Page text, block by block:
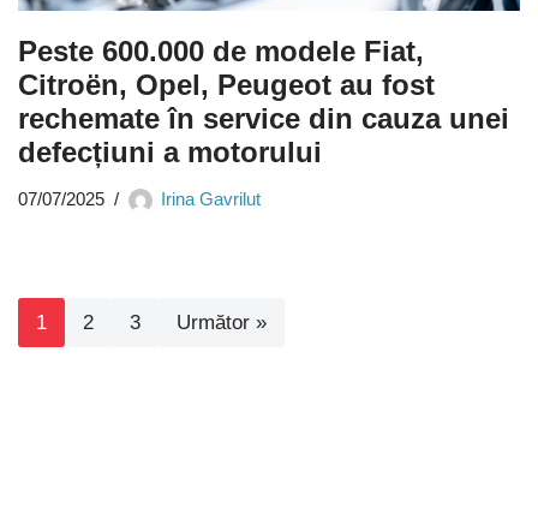
Peste 600.000 de modele Fiat,
Citroën, Opel, Peugeot au fost
rechemate în service din cauza unei
defecțiuni a motorului
07/07/2025 Irina Gavrilut
1 2 3 Următor »